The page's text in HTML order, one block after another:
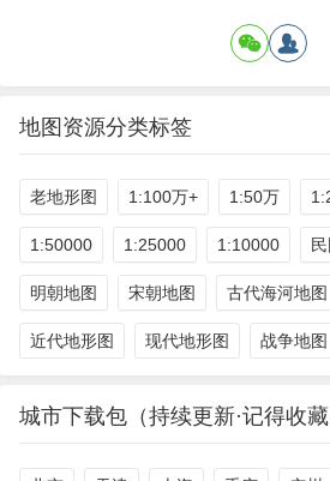
地图资源分类标签
老地形图 1:100万+ 1:50万
1:50000 1:25000 1:10000
明朝地图 宋朝地图 古代海河地图
近代地形图 现代地形图 战争地图
城市下载包（持续更新·记得收藏